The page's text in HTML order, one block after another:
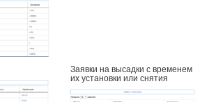
Заявки на высадки с временем
их установки или снятия